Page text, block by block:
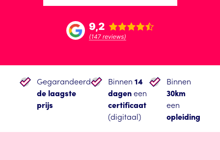
Gegarandeerd
de laagste
prijs
Binnen 14
dageneen
certificaat
(digitaal)
Binnen
30km
een
opleiding